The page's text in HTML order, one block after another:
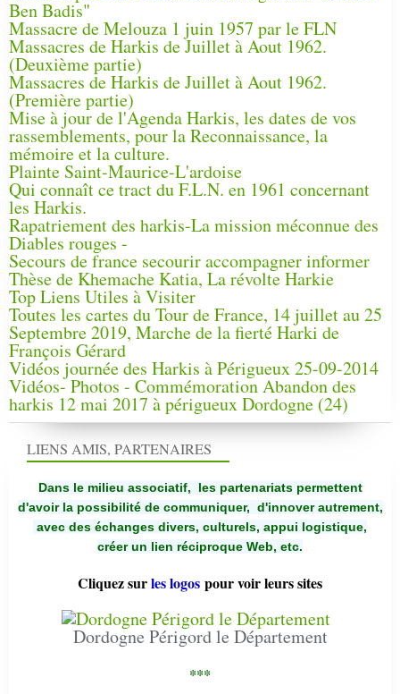
Ben Badis"
Massacre de Melouza 1 juin 1957 par le FLN
Massacres de Harkis de Juillet à Aout 1962.
(Deuxième partie)
Massacres de Harkis de Juillet à Aout 1962.
(Première partie)
Mise à jour de l'Agenda Harkis, les dates de vos
rassemblements, pour la Reconnaissance, la
mémoire et la culture.
Plainte Saint-Maurice-L'ardoise
Qui connaît ce tract du F.L.N. en 1961 concernant
les Harkis.
Rapatriement des harkis-La mission méconnue des
Diables rouges -
Secours de france secourir accompagner informer
Thèse de Khemache Katia, La révolte Harkie
Top Liens Utiles à Visiter
Toutes les cartes du Tour de France, 14 juillet au 25
Septembre 2019, Marche de la fierté Harki de
François Gérard
Vidéos journée des Harkis à Périgueux 25-09-2014
Vidéos- Photos - Commémoration Abandon des
harkis 12 mai 2017 à périgueux Dordogne (24)
LIENS AMIS, PARTENAIRES
Dans le milieu associatif, les partenariats permettent
d'avoir la possibilité de communiquer, d'innover autrement,
avec des échanges divers, culturels, appui logistique,
créer un lien réciproque Web, etc.
Cliquez surles logos pour voir leurs sites
Dordogne Périgord le Département
***